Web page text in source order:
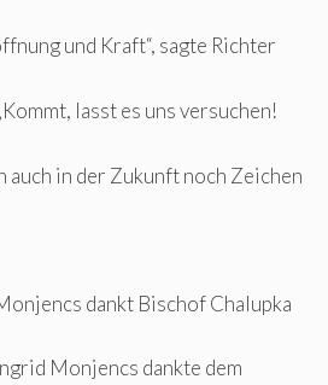
und Kraft“, sagte Richter
lasst es uns versuchen!
auch in der Zukunft noch Zeichen
dankt Bischof Chalupka
Monjencs dankte dem